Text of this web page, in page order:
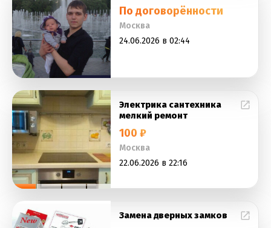
По договорённости
Москва
24.06.2026 в 02:44
Электрика сантехника
мелкий ремонт
100 ₽
Москва
22.06.2026 в 22:16
Замена дверных замков